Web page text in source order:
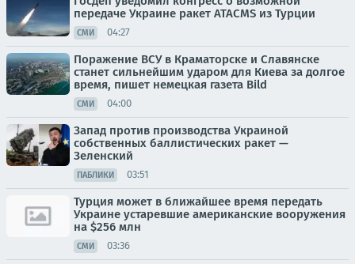
передаче Украине ракет ATACMS из Турции
СМИ 04:27
Поражение ВСУ в Краматорске и Славянске
станет сильнейшим ударом для Киева за долгое
время, пишет немецкая газета Bild
СМИ 04:00
Запад против производства Украиной
собственных баллистических ракет —
Зеленский
ПАБЛИКИ 03:51
Турция может в ближайшее время передать
Украине устаревшие американские вооружения
на $256 млн
СМИ 03:36